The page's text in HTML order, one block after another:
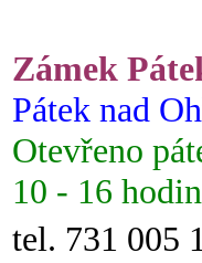
Zámek
Pátek nad
Otevřeno
10 - 16 hodin
tel. 731 005